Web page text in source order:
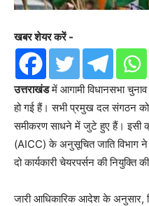
खबर शेयर करें -
उत्तराखंडमें आगामी विधानसभा
हो गई हैं। सभी प्रमुख दल संगठन
समीकरण साधने में जुटे हुए हैं। इसी
(AICC) के अनुसूचित जाति विभाग
दो कार्यकारी चेयरपर्सन की नियुक्ति
जारी आधिकारिक आदेश के अनुसार,